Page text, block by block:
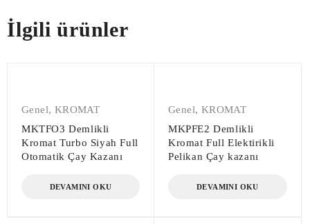
İlgili ürünler
Genel, KROMAT
MKTFO3 Demlikli
Kromat Turbo Siyah Full
Otomatik Çay Kazanı
DEVAMINI OKU
Genel, KROMAT
MKPFE2 Demlikli
Kromat Full Elektirikli
Pelikan Çay kazanı
DEVAMINI OKU